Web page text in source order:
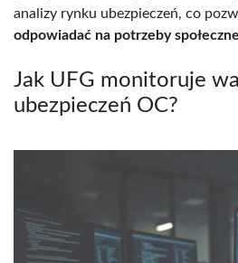
analizy rynku ubezpieczeń, co
odpowiadać na potrzeby społeczne
Jak UFG monitoruje
ubezpieczeń OC?